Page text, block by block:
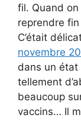
fil. Quand
reprendre
C’était
novembre
dans un état
tellement
beaucoup
vaccins… Il